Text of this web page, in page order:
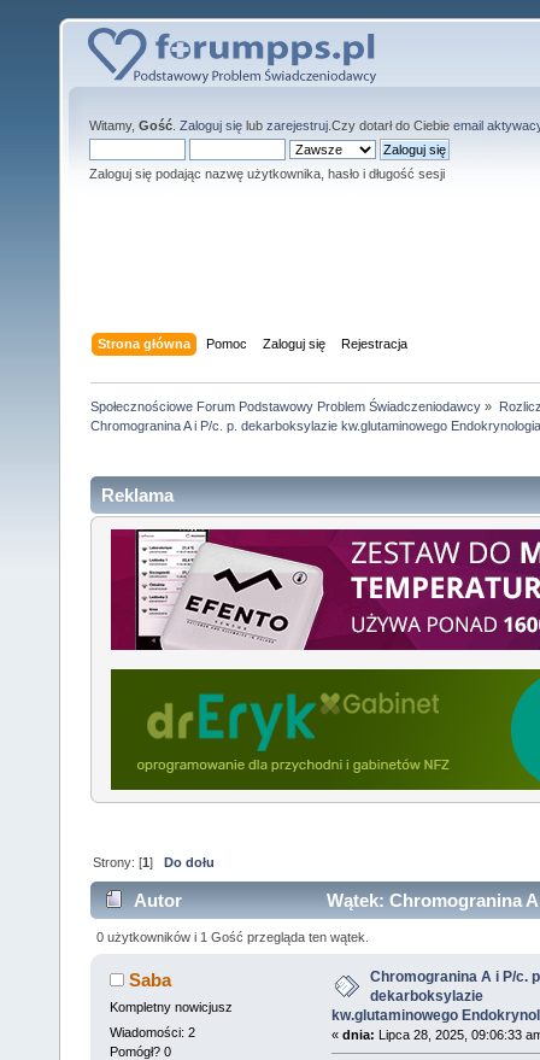
Witamy, Gość Zaloguj się lub zarejestruj .Czy dotarł do Ciebie email
Zaloguj się podając nazwę użytkownika, hasło i długość sesji
Strona główna Pomoc Zaloguj się Rejestracja
Społecznościowe Forum Podstawowy Problem Świadczeniodawcy »
Chromogranina A i P/c. p. dekarboksylazie kw.glutaminowego
Reklama
Strony: [1] Do dołu
Autor
Wątek: Chromogranina
kw.glutaminowego Endokrynologia (Przeczytany
0 użytkowników i 1 Gość przegląda ten wątek.
Saba
Kompletny nowicjusz
Wiadomości: 2
Pomógł? 0
Chromogranina A i P/c.
dekarboksylazie
kw.glutaminowego
« dnia: Lipca 28, 2025, 09:06:33